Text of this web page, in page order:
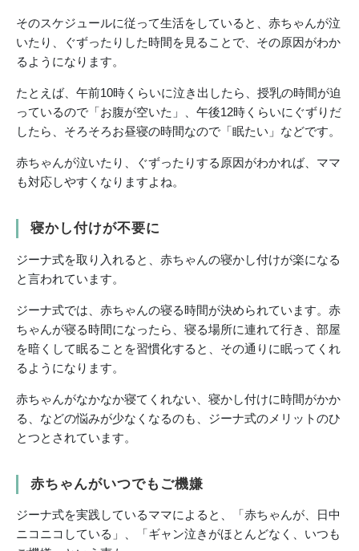
そのスケジュールに従って生活をしていると、赤ちゃんが泣
いたり、ぐずったりした時間を見ることで、その原因がわか
るようになります。
たとえば、午前10時くらいに泣き出したら、授乳の時間が迫
っているので「お腹が空いた」、午後12時くらいにぐずりだ
したら、そろそろお昼寝の時間なので「眠たい」などです。
赤ちゃんが泣いたり、ぐずったりする原因がわかれば、ママ
も対応しやすくなりますよね。
寝かし付けが不要に
ジーナ式を取り入れると、赤ちゃんの寝かし付けが楽になる
と言われています。
ジーナ式では、赤ちゃんの寝る時間が決められています。赤
ちゃんが寝る時間になったら、寝る場所に連れて行き、部屋
を暗くして眠ることを習慣化すると、その通りに眠ってくれ
るようになります。
赤ちゃんがなかなか寝てくれない、寝かし付けに時間がかか
る、などの悩みが少なくなるのも、ジーナ式のメリットのひ
とつとされています。
赤ちゃんがいつでもご機嫌
ジーナ式を実践しているママによると、「赤ちゃんが、日中
ニコニコしている」、「ギャン泣きがほとんどなく、いつも